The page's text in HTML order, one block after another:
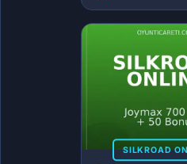
SILKROAD